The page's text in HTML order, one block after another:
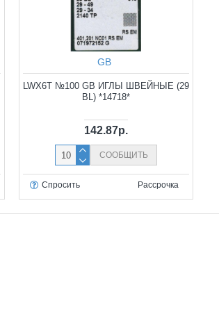
GB
LWX6T №100 GB ИГЛЫ ШВЕЙНЫЕ (29
BL) *14718*
142.87р.
СООБЩИТЬ
Спросить Рассрочка